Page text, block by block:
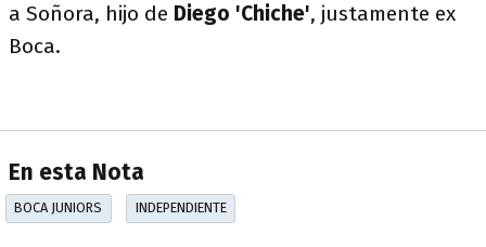
a Soñora, hijo de Diego 'Chiche', justamente ex
Boca.
En esta Nota
BOCA JUNIORS INDEPENDIENTE